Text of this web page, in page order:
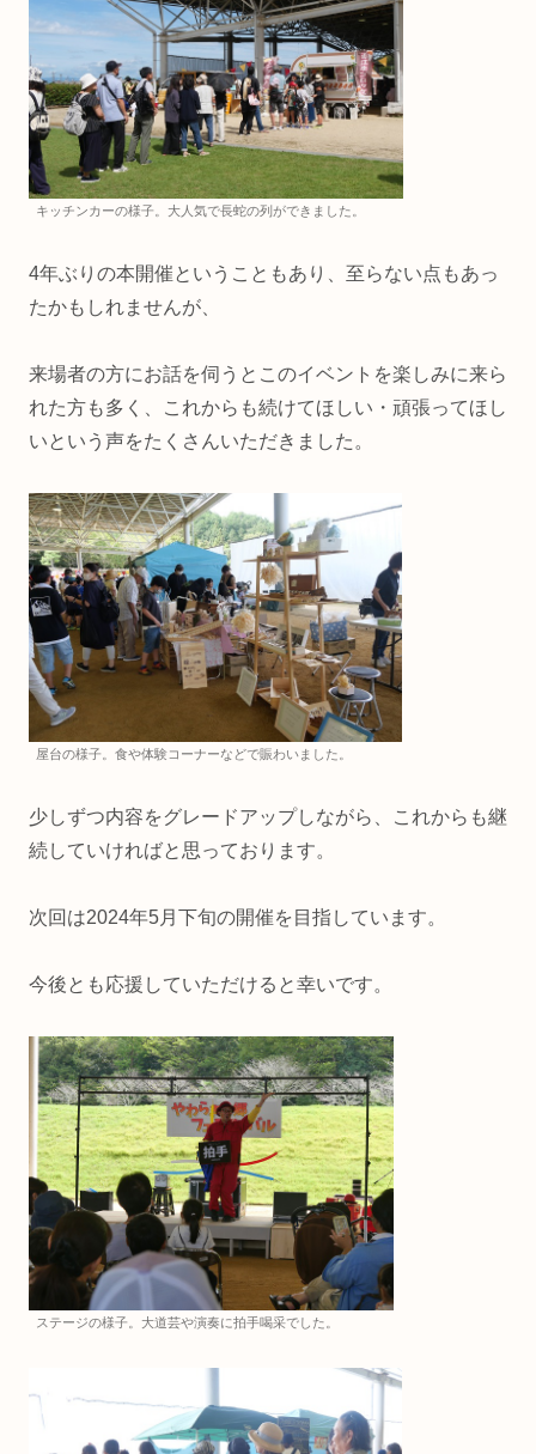
キッチンカーの様子。大人気で長蛇の列ができました。
4年ぶりの本開催ということもあり、至らない点もあっ
たかもしれませんが、
来場者の方にお話を伺うとこのイベントを楽しみに来ら
れた方も多く、これからも続けてほしい・頑張ってほし
いという声をたくさんいただきました。
屋台の様子。食や体験コーナーなどで賑わいました。
少しずつ内容をグレードアップしながら、これからも継
続していければと思っております。
次回は2024年5月下旬の開催を目指しています。
今後とも応援していただけると幸いです。
ステージの様子。大道芸や演奏に拍手喝采でした。